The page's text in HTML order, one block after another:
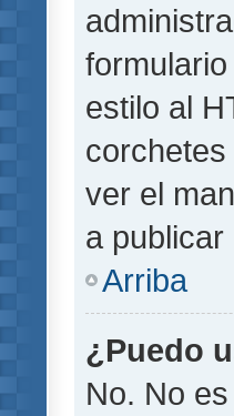
estilo al
ver el
a publicar
Arriba
¿Puedo
No. No